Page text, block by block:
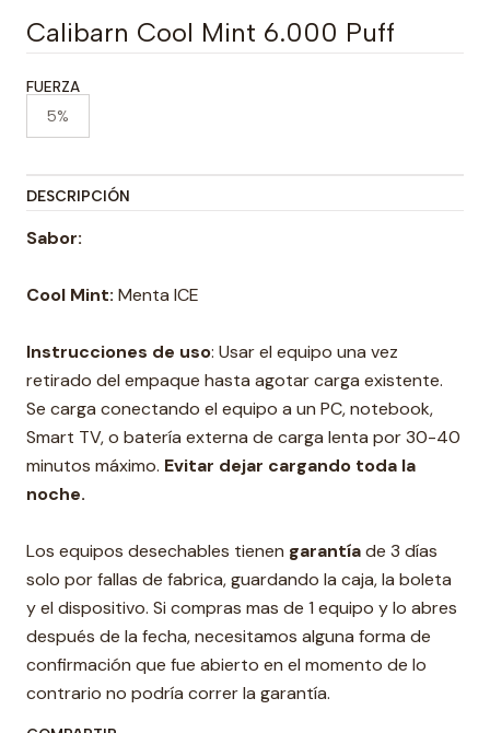
Calibarn Cool Mint 6.000 Puff
FUERZA
5%
DESCRIPCIÓN
Sabor:
Cool Mint: Menta ICE
Instrucciones de uso: Usar el equipo una vez
retirado del empaque hasta agotar carga existente.
Se carga conectando el equipo a un PC, notebook,
Smart TV, o batería externa de carga lenta por 30-40
minutos máximo. Evitar dejar cargando toda la
noche.
Los equipos desechables tienen garantíade 3 días
solo por fallas de fabrica, guardando la caja, la boleta
y el dispositivo. Si compras mas de 1 equipo y lo abres
después de la fecha, necesitamos alguna forma de
confirmación que fue abierto en el momento de lo
contrario no podría correr la garantía.